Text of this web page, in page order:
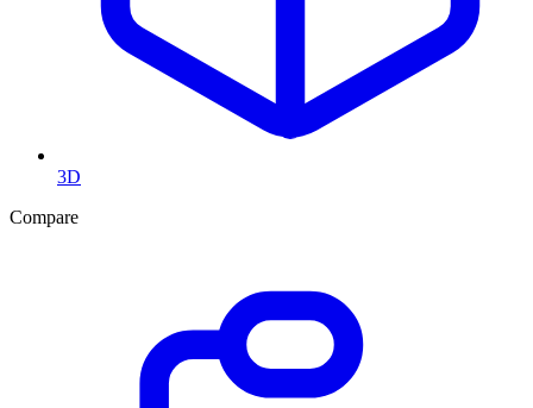
3D
Compare